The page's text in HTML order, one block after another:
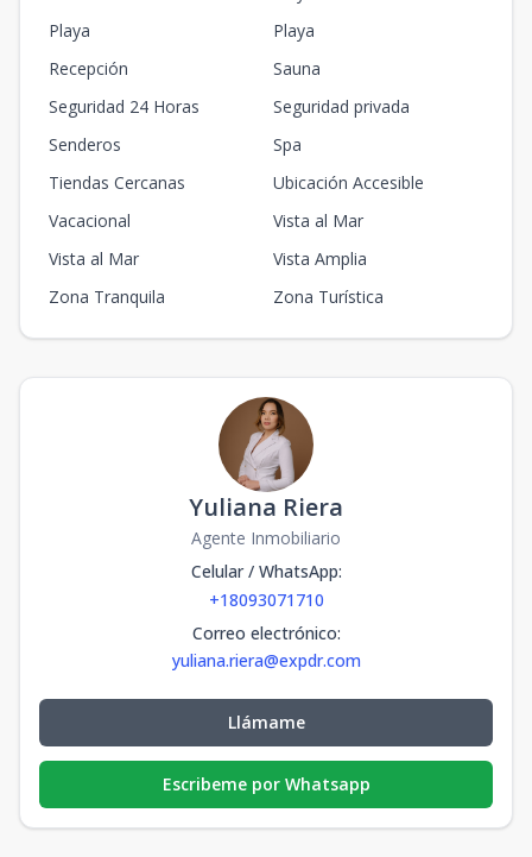
Playa
Playa
Recepción
Sauna
Seguridad 24 Horas
Seguridad privada
Senderos
Spa
Tiendas Cercanas
Ubicación Accesible
Vacacional
Vista al Mar
Vista al Mar
Vista Amplia
Zona Tranquila
Zona Turística
Yuliana Riera
Agente Inmobiliario
Celular / WhatsApp:
+18093071710
Correo electrónico:
yuliana.riera@expdr.com
Llámame
Escribeme por Whatsapp